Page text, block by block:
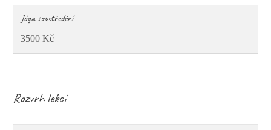
Jóga soustředění
3500 Kč
Rozvrh lekcí